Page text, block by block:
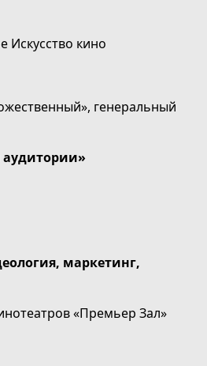
Искусство кино
генеральный
аудитории»
маркетинг,
«Премьер Зал»